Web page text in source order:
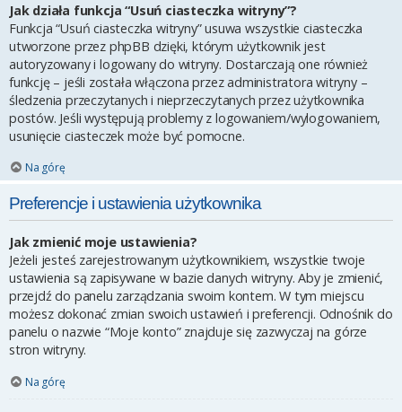
Jak działa funkcja “Usuń ciasteczka witryny”?
Funkcja “Usuń ciasteczka witryny” usuwa wszystkie ciasteczka
utworzone przez phpBB dzięki, którym użytkownik jest
autoryzowany i logowany do witryny. Dostarczają one również
funkcję – jeśli została włączona przez administratora witryny –
śledzenia przeczytanych i nieprzeczytanych przez użytkownika
postów. Jeśli występują problemy z logowaniem/wylogowaniem,
usunięcie ciasteczek może być pomocne.
Na górę
Preferencje i ustawienia użytkownika
Jak zmienić moje ustawienia?
Jeżeli jesteś zarejestrowanym użytkownikiem, wszystkie twoje
ustawienia są zapisywane w bazie danych witryny. Aby je zmienić,
przejdź do panelu zarządzania swoim kontem. W tym miejscu
możesz dokonać zmian swoich ustawień i preferencji. Odnośnik do
panelu o nazwie “Moje konto” znajduje się zazwyczaj na górze
stron witryny.
Na górę